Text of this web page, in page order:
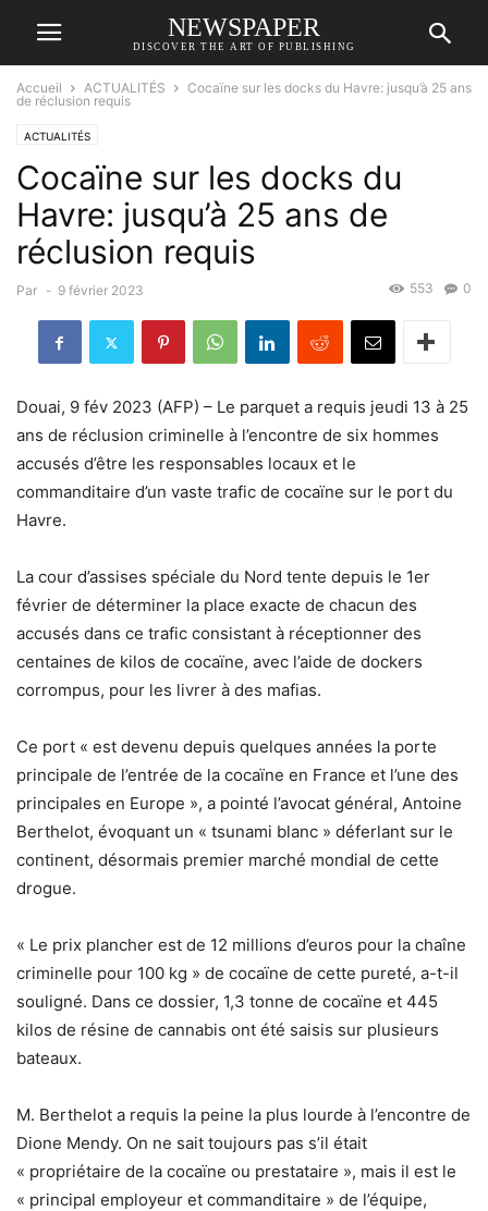
NEWSPAPER
DISCOVER THE ART OF PUBLISHING
Accueil ACTUALITÉS
Cocaïne sur les docks du Havre: jusqu’à 25 ans
de réclusion requis
ACTUALITÉS
Cocaïne sur les docks du
Havre: jusqu’à 25 ans de
réclusion requis
Par - 9 février 2023 0
553
Douai, 9 fév 2023 (AFP) – Le parquet a requis jeudi 13 à 25
ans de réclusion criminelle à l’encontre de six hommes
accusés d’être les responsables locaux et le
commanditaire d’un vaste trafic de cocaïne sur le port du
Havre.
La cour d’assises spéciale du Nord tente depuis le 1er
février de déterminer la place exacte de chacun des
accusés dans ce trafic consistant à réceptionner des
centaines de kilos de cocaïne, avec l’aide de dockers
corrompus, pour les livrer à des mafias.
Ce port « est devenu depuis quelques années la porte
principale de l’entrée de la cocaïne en France et l’une des
principales en Europe », a pointé l’avocat général, Antoine
Berthelot, évoquant un « tsunami blanc » déferlant sur le
continent, désormais premier marché mondial de cette
drogue.
« Le prix plancher est de 12 millions d’euros pour la chaîne
criminelle pour 100 kg » de cocaïne de cette pureté, a-t-il
souligné. Dans ce dossier, 1,3 tonne de cocaïne et 445
kilos de résine de cannabis ont été saisis sur plusieurs
bateaux.
M. Berthelot a requis la peine la plus lourde à l’encontre de
Dione Mendy. On ne sait toujours pas s’il était
« propriétaire de la cocaïne ou prestataire », mais il est le
« principal employeur et commanditaire » de l’équipe,